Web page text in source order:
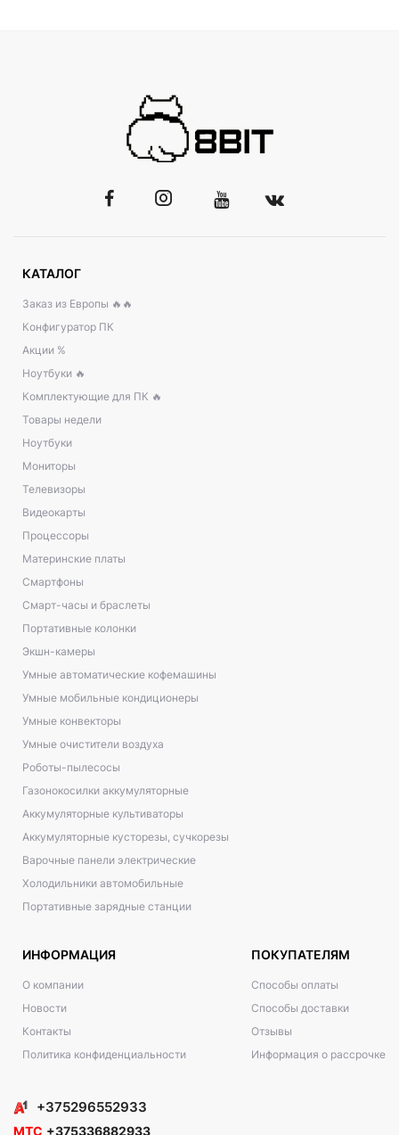
КАТАЛОГ
Заказ из Европы 🔥🔥
Конфигуратор ПК
Акции %
Ноутбуки 🔥
Комплектующие для ПК 🔥
Товары недели
Ноутбуки
Мониторы
Телевизоры
Видеокарты
Процессоры
Материнские платы
Смартфоны
Смарт-часы и браслеты
Портативные колонки
Экшн-камеры
Умные автоматические кофемашины
Умные мобильные кондиционеры
Умные конвекторы
Умные очистители воздуха
Роботы-пылесосы
Газонокосилки аккумуляторные
Аккумуляторные культиваторы
Аккумуляторные кусторезы, сучкорезы
Варочные панели электрические
Холодильники автомобильные
Портативные зарядные станции
ИНФОРМАЦИЯ
О компании
Новости
Контакты
Политика конфиденциальности
ПОКУПАТЕЛЯМ
Способы оплаты
Способы доставки
Отзывы
Информация о рассрочке
+375296552933
МТС +375336882933